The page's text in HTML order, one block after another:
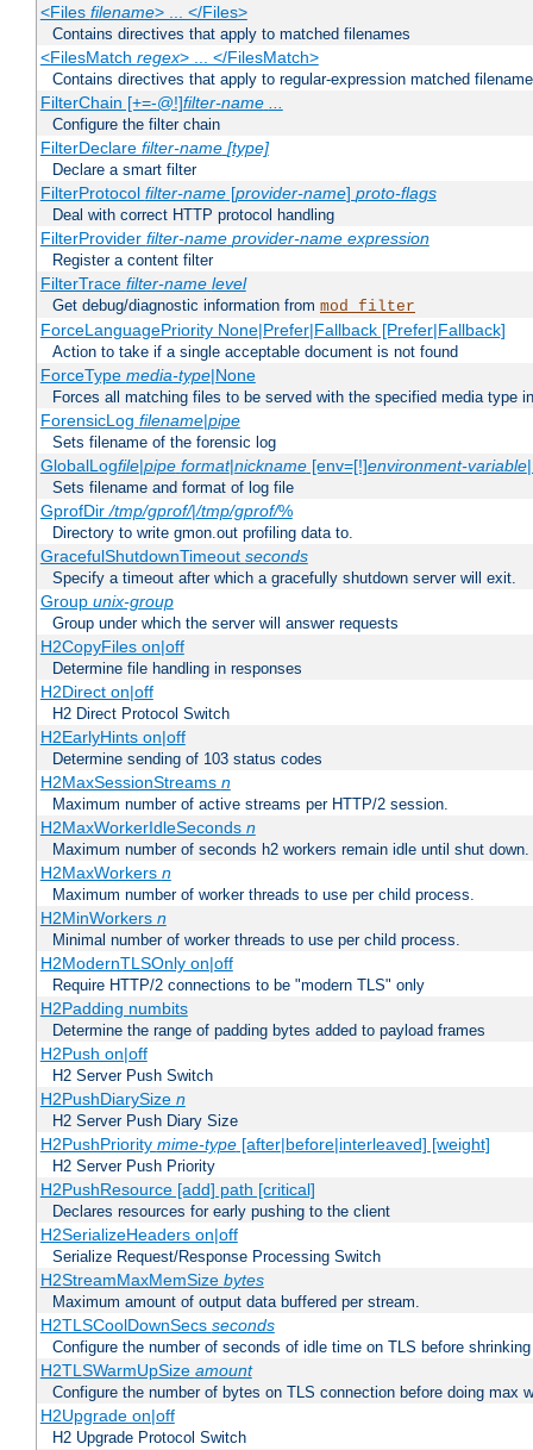
<Files filename> ... </Files>
Contains directives that apply to matched filenames
<FilesMatch regex> ... </FilesMatch>
Contains directives that apply to regular-expression matched
FilterChain [+=-@!]filter-name ...
Configure the filter chain
FilterDeclare filter-name [type]
Declare a smart filter
FilterProtocol filter-name[provider-name] proto-flags
Deal with correct HTTP protocol handling
FilterProvider filter-name provider-name expression
Register a content filter
FilterTrace filter-name level
Get debug/diagnostic information from mod_filter
ForceLanguagePriority None|Prefer|Fallback [Prefer|Fallback]
Action to take if a single acceptable document is not found
ForceType media-type|None
Forces all matching files to be served with the specified media type
ForensicLog filename|pipe
Sets filename of the forensic log
GlobalLogfile|pipe format|nickname[env=[!]environment-variable
Sets filename and format of log file
GprofDir/tmp/gprof/|/tmp/gprof/%
Directory to write gmon.out profiling data to.
GracefulShutdownTimeout seconds
Specify a timeout after which a gracefully shutdown server will exit.
Group unix-group
Group under which the server will answer requests
H2CopyFiles on|off
Determine file handling in responses
H2Direct on|off
H2 Direct Protocol Switch
H2EarlyHints on|off
Determine sending of 103 status codes
H2MaxSessionStreams n
Maximum number of active streams per HTTP/2 session.
H2MaxWorkerIdleSeconds n
Maximum number of seconds h2 workers remain idle until shut down.
H2MaxWorkers n
Maximum number of worker threads to use per child process.
H2MinWorkers n
Minimal number of worker threads to use per child process.
H2ModernTLSOnly on|off
Require HTTP/2 connections to be "modern TLS" only
H2Padding numbits
Determine the range of padding bytes added to payload frames
H2Push on|off
H2 Server Push Switch
H2PushDiarySize n
H2 Server Push Diary Size
H2PushPriority mime-type[after|before|interleaved] [weight]
H2 Server Push Priority
H2PushResource [add] path [critical]
Declares resources for early pushing to the client
H2SerializeHeaders on|off
Serialize Request/Response Processing Switch
H2StreamMaxMemSize bytes
Maximum amount of output data buffered per stream.
H2TLSCoolDownSecs seconds
Configure the number of seconds of idle time on TLS before
H2TLSWarmUpSize amount
Configure the number of bytes on TLS connection before doing max
H2Upgrade on|off
H2 Upgrade Protocol Switch